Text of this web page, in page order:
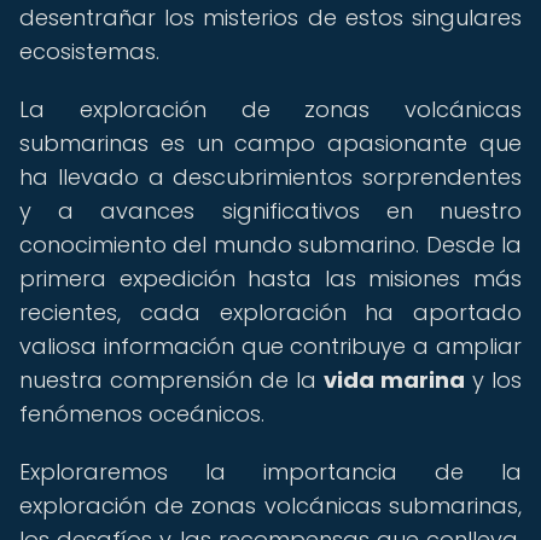
desentrañar los misterios de estos singulares
ecosistemas.
La exploración de zonas volcánicas
submarinas es un campo apasionante que
ha llevado a descubrimientos sorprendentes
y a avances significativos en nuestro
conocimiento del mundo submarino. Desde la
primera expedición hasta las misiones más
recientes, cada exploración ha aportado
valiosa información que contribuye a ampliar
nuestra comprensión de la vida marina y los
fenómenos oceánicos.
Exploraremos la importancia de la
exploración de zonas volcánicas submarinas,